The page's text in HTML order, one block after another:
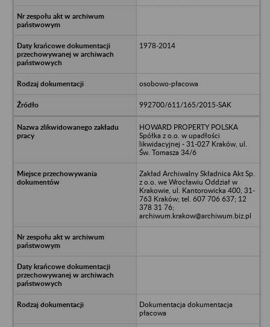
1978-2014
osobowo-płacowa
992700/611/165/2015-SAK
HOWARD PROPERTY POLSKA
Spółka z o.o. w upadłości
likwidacyjnej - 31-027 Kraków, ul.
Św. Tomasza 34/6
Zakład Archiwalny Składnica Akt Sp.
z o.o. we Wrocławiu Oddział w
Krakowie, ul. Kantorowicka 400, 31-
763 Kraków; tel. 607 706 637; 12
378 31 76;
archiwum.krakow@archiwum.biz.pl
Dokumentacja dokumentacja
płacowa